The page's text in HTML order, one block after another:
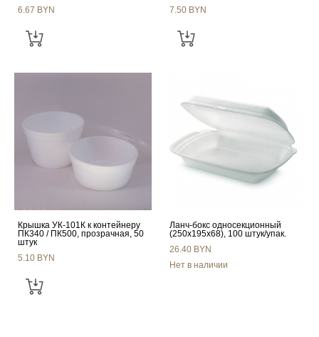
6.67 BYN
7.50 BYN
Крышка УК-101К к контейнеру
ПК340 / ПК500, прозрачная, 50
штук
5.10 BYN
Ланч-бокс односекционный
(250x195x68), 100 штук/упак.
26.40 BYN
Нет в наличии